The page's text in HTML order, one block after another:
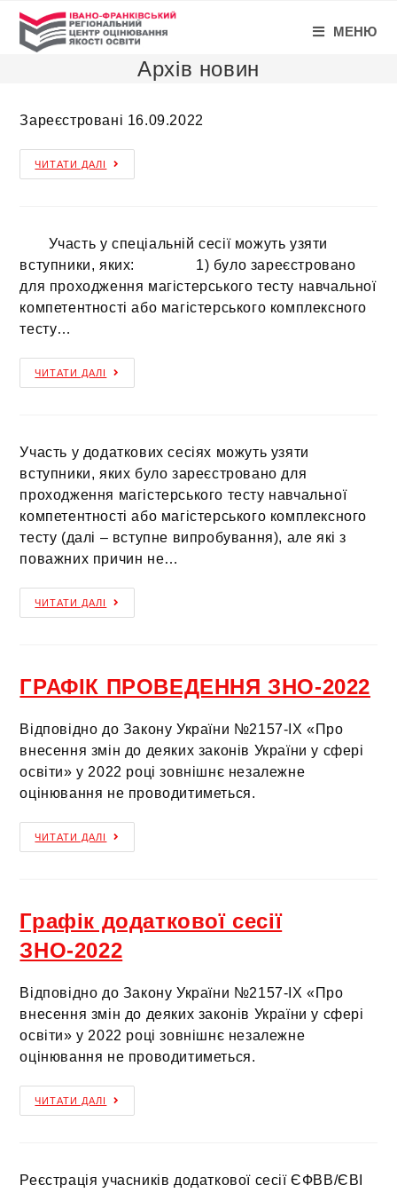
МЕНЮ
Архів новин
Зареєстровані 16.09.2022
ЧИТАТИ ДАЛІ
Участь у спеціальній сесії можуть узяти
вступники, яких: 1) було зареєстровано
для проходження магістерського тесту навчальної
компетентності або магістерського комплексного
тесту…
ЧИТАТИ ДАЛІ
Участь у додаткових сесіях можуть узяти
вступники, яких було зареєстровано для
проходження магістерського тесту навчальної
компетентності або магістерського комплексного
тесту (далі – вступне випробування), але які з
поважних причин не…
ЧИТАТИ ДАЛІ
ГРАФІК ПРОВЕДЕННЯ ЗНО-2022
Відповідно до Закону України №2157-ІХ «Про
внесення змін до деяких законів України у сфері
освіти» у 2022 році зовнішнє незалежне
оцінювання не проводитиметься.
ЧИТАТИ ДАЛІ
Графік додаткової сесії
ЗНО-2022
Відповідно до Закону України №2157-ІХ «Про
внесення змін до деяких законів України у сфері
освіти» у 2022 році зовнішнє незалежне
оцінювання не проводитиметься.
ЧИТАТИ ДАЛІ
Реєстрація учасників додаткової сесії ЄФВВ/ЄВІ